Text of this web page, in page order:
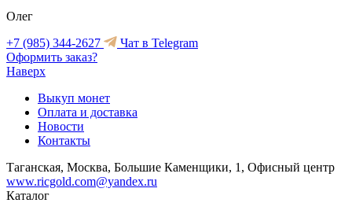
Олег
+7 (985) 344-2627
Чат в Telegram
Оформить заказ?
Наверх
Выкуп монет
Оплата и доставка
Новости
Контакты
Таганская, Москва, Большие Каменщики, 1, Офисный центр
www.ricgold.com@yandex.ru
Каталог